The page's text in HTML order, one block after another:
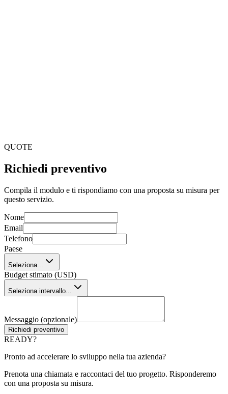
QUOTE
Richiedi preventivo
Compila il modulo e ti rispondiamo con una proposta su misura per
questo servizio.
Nome
Email
Telefono
Paese
Seleziona...
Budget stimato (USD)
Seleziona intervallo...
Messaggio (opzionale)
Richiedi preventivo
READY?
Pronto ad accelerare lo sviluppo nella tua azienda?
Prenota una chiamata e raccontaci del tuo progetto. Risponderemo
con una proposta su misura.